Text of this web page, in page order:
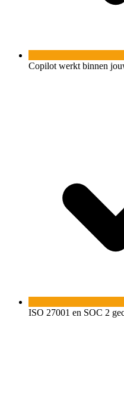
Copilot werkt binnen
ISO 27001 en SOC 2